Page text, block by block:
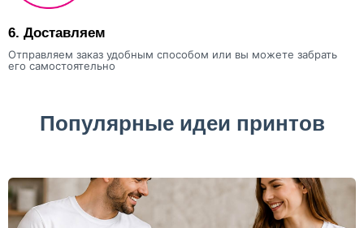
6. Доставляем
Отправляем заказ удобным способом или вы можете забрать
его самостоятельно
Популярные идеи принтов